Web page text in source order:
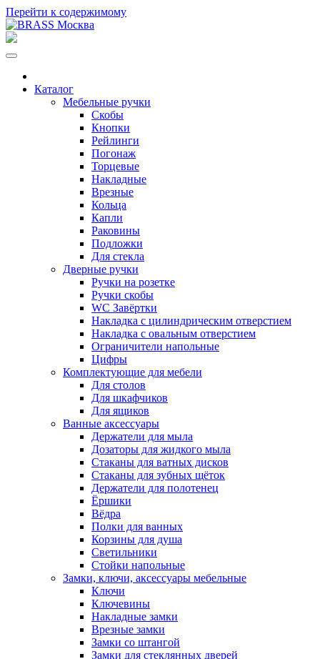
Перейти к содержимому
Каталог
Мебельные ручки
Скобы
Кнопки
Рейлинги
Погонаж
Торцевые
Накладные
Врезные
Кольца
Капли
Раковины
Подложки
Для стекла
Дверные ручки
Ручки на розетке
Ручки скобы
WC Завёртки
Накладка с цилиндрическим отверстием
Накладка с овальным отверстием
Ограничители напольные
Цифры
Комплектующие для мебели
Для столов
Для шкафчиков
Для ящиков
Ванные аксессуары
Держатели для мыла
Дозаторы для жидкого мыла
Стаканы для ватных дисков
Стаканы для зубных щёток
Держатели для полотенец
Ёршики
Вёдра
Полки для ванных
Корзины для душа
Светильники
Стойки напольные
Замки, ключи, аксессуары мебельные
Ключи
Ключевины
Накладные замки
Врезные замки
Замки со штангой
Замки для стеклянных дверей